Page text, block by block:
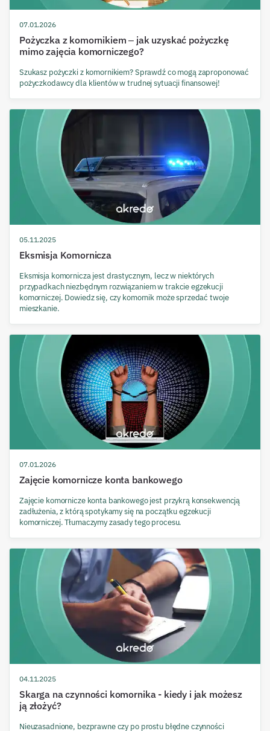
07.01.2026
Pożyczka z komornikiem – jak uzyskać pożyczkę
mimo zajęcia komorniczego?
Szukasz pożyczki z komornikiem? Sprawdź co mogą zaproponować
pożyczkodawcy dla klientów w trudnej sytuacji finansowej!
05.11.2025
Eksmisja Komornicza
Eksmisja komornicza jest drastycznym, lecz w niektórych
przypadkach niezbędnym rozwiązaniem w trakcie egzekucji
komorniczej. Dowiedz się, czy komornik może sprzedać twoje
mieszkanie.
07.01.2026
Zajęcie komornicze konta bankowego
Zajęcie komornicze konta bankowego jest przykrą konsekwencją
zadłużenia, z którą spotykamy się na początku egzekucji
komorniczej. Tłumaczymy zasady tego procesu.
04.11.2025
Skarga na czynności komornika - kiedy i jak możesz
ją złożyć?
Nieuzasadnione, bezprawne czy po prostu błędne czynności